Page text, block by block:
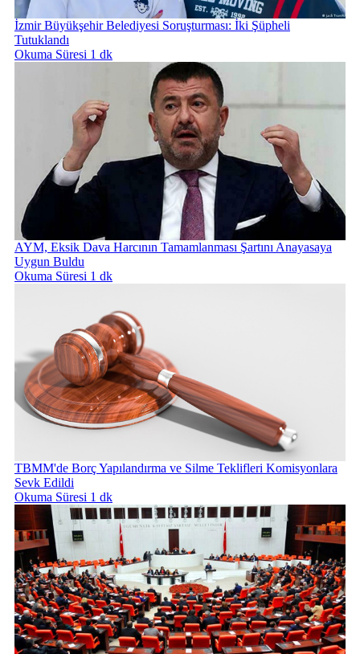
İzmir Büyükşehir Belediyesi Soruşturması: İki Şüpheli
Tutuklandı
Okuma Süresi 1 dk
AYM, Eksik Dava Harcının Tamamlanması Şartını Anayasaya
Uygun Buldu
Okuma Süresi 1 dk
TBMM'de Borç Yapılandırma ve Silme Teklifleri Komisyonlara
Sevk Edildi
Okuma Süresi 1 dk